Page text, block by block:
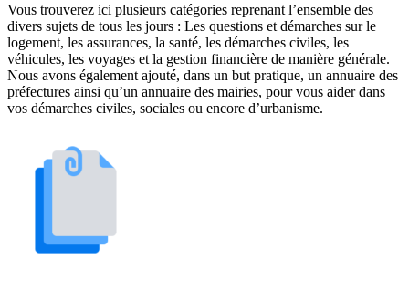
Vous trouverez ici plusieurs catégories reprenant l’ensemble des
divers sujets de tous les jours : Les questions et démarches sur le
logement, les assurances, la santé, les démarches civiles, les
véhicules, les voyages et la gestion financière de manière générale.
Nous avons également ajouté, dans un but pratique, un annuaire des
préfectures ainsi qu’un annuaire des mairies, pour vous aider dans
vos démarches civiles, sociales ou encore d’urbanisme.